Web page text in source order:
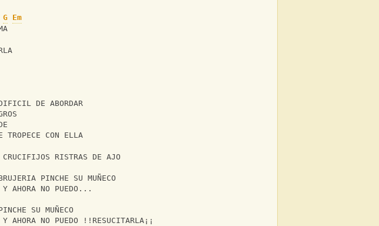
G Em
DE ABORDAR
TROPECE CON ELLA
CRUCIFIJOS RISTRAS DE AJO
PINCHE SU MUÑECO
AHORA NO PUEDO...
SU MUÑECO
AHORA NO PUEDO !!RESUCITARLA¡¡